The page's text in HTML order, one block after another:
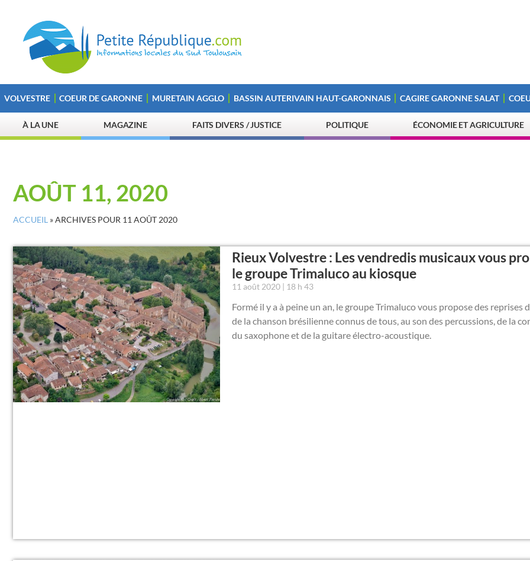
VOLVESTRE COEUR DE GARONNE MURETAIN AGGLO BASSIN AUTERIVAIN HAUT-GARONNAIS CAGIRE GARONNE SALAT
À LA UNE MAGAZINE FAITS DIVERS / JUSTICE POLITIQUE ÉCONOMIE ET AGRICULTURE
AOÛT 11, 2020
ACCUEIL »ARCHIVES POUR 11 AOÛT 2020
Rieux Volvestre : Les vendredis musicaux vous
le groupe Trimaluco au kiosque
11 août 2020 18 h 43
Formé il y a à peine un an, le groupe Trimaluco vous propose des reprises
de la chanson brésilienne connus de tous, au son des percussions, de la
du saxophone et de la guitare électro-acoustique.